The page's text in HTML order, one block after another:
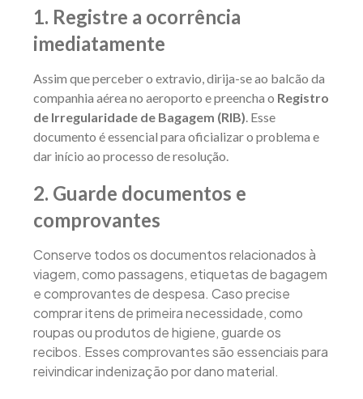
1. Registre a ocorrência
imediatamente
Assim que perceber o extravio, dirija-se ao balcão da
companhia aérea no aeroporto e preencha o Registro
de Irregularidade de Bagagem (RIB). Esse
documento é essencial para oficializar o problema e
dar início ao processo de resolução.
2. Guarde documentos e
comprovantes
Conserve todos os documentos relacionados à
viagem, como passagens, etiquetas de bagagem
e comprovantes de despesa. Caso precise
comprar itens de primeira necessidade, como
roupas ou produtos de higiene, guarde os
recibos. Esses comprovantes são essenciais para
reivindicar indenização por dano material.